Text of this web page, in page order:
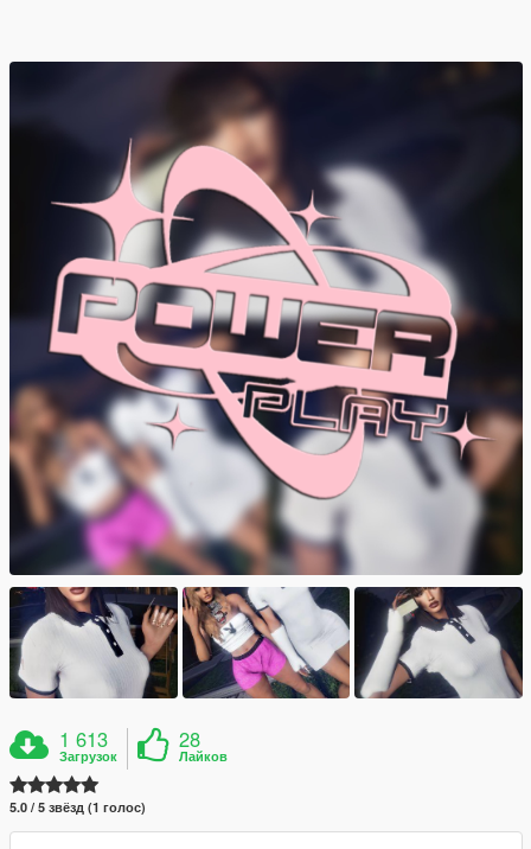
1 613
Загрузок
28
Лайков
5.0 / 5 звёзд (1 голос)